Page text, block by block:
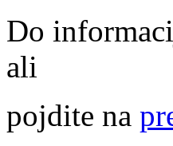
Do
ali
pojdite na